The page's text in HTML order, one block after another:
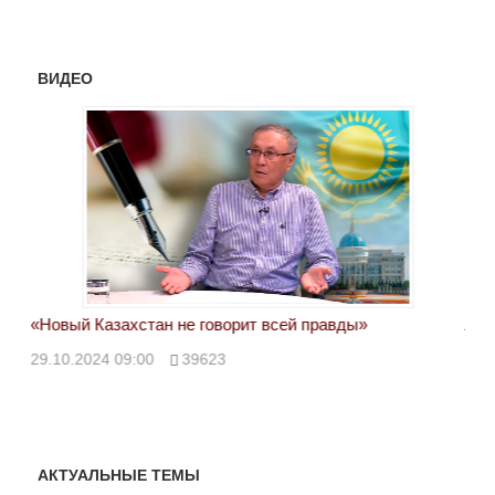
ВИДЕО
«Новый Казахстан не говорит всей правды»
29.10.2024 09:00 39623
АКТУАЛЬНЫЕ ТЕМЫ